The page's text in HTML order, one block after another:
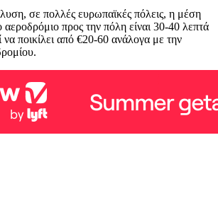
σε πολλές ευρωπαϊκές πόλεις, η μέση
αεροδρόμιο προς την πόλη είναι 30-40 λεπτά
να ποικίλει από €20-60 ανάλογα με την